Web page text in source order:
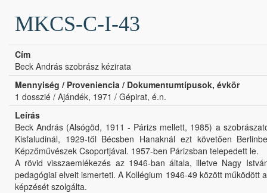
MKCS-C-I-43
Cím
Beck András szobrász kézirata
Mennyiség / Proveniencia / Dokumentumtípusok, évkör
1 dosszié / Ajándék, 1971 / Gépirat, é.n.
Leírás
Beck András (Alsógöd, 1911 - Párizs mellett, 1985) a
Kisfaludinál, 1929-től Bécsben Hanaknál ezt követően
Képzőművészek Csoportjával. 1957-ben Párizsban telepedett le.
A rövid visszaemlékezés az 1946-ban általa, illetve Nagy
pedagógiai elveit ismerteti. A Kollégium 1946-49 között
képzését szolgálta.